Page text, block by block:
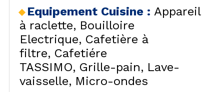
Equipement Cuisine : Appareil
à raclette
Bouilloire
Electrique Cafetière à
filtre Cafetiére
TASSIMO Grille-pain
Lave-
vaisselle
Micro-ondes